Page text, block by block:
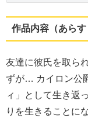
作品内容（あらす
友達に彼氏を取ら
ずが… カイロン公
ィ」として生き返
りを生きることに